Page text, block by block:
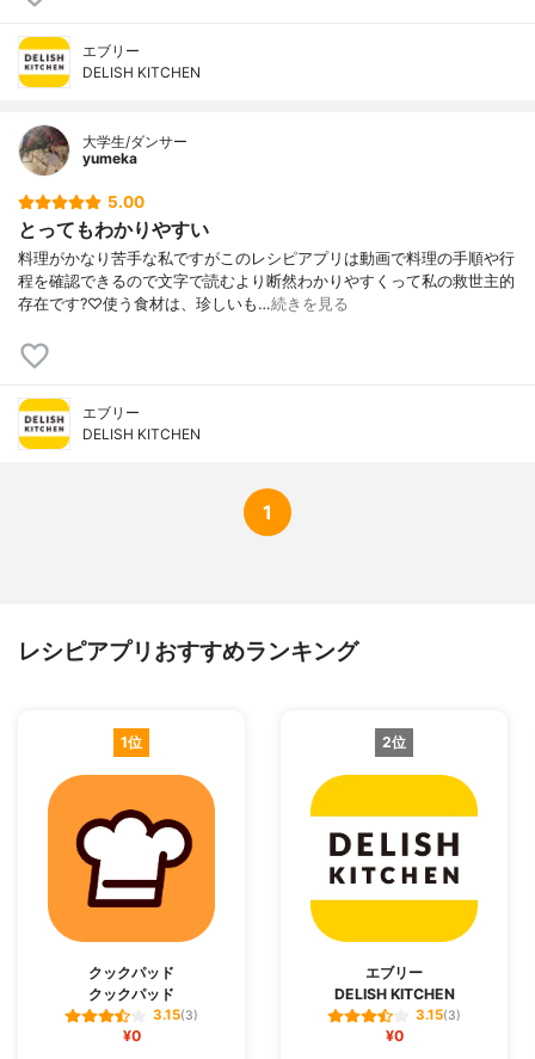
エブリー
DELISH KITCHEN
大学生/ダンサー
yumeka
5.00
とってもわかりやすい
料理がかなり苦手な私ですがこのレシピアプリは動画で料理の手順や行
程を確認できるので文字で読むより断然わかりやすくって私の救世主的
存在です?♡使う食材は、珍しいも…続きを見る
エブリー
DELISH KITCHEN
1
レシピアプリおすすめランキング
1位
クックパッド
クックパッド
3.15(3)
¥0
2位
エブリー
DELISH KITCHEN
3.15(3)
¥0